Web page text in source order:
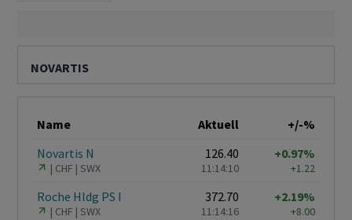
NOVARTIS
Name Aktuell
+/-%
Novartis N
CHF SWX
126.40
11:14:10
+0.97%
+1.22
Roche Hldg PS I
CHF SWX
372.70
11:14:16
+2.19%
+8.00